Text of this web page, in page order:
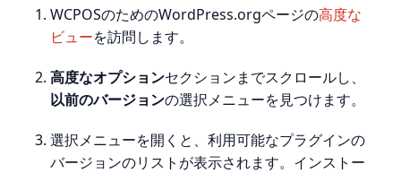
WCPOSのためのWordPress.orgページの高度な
ビューを訪問します。
高度なオプションセクションまでスクロールし、
以前のバージョンの選択メニューを見つけます。
選択メニューを開くと、利用可能なプラグインの
バージョンのリストが表示されます。インストー